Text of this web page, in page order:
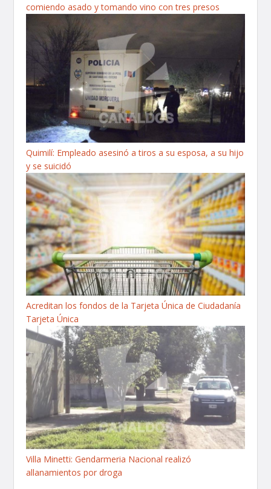
comiendo asado y tomando vino con tres presos
Quimilí: Empleado asesinó a tiros a su esposa, a su hijo
y se suicidó
Acreditan los fondos de la Tarjeta Única de Ciudadanía
Tarjeta Única
Villa Minetti: Gendarmeria Nacional realizó
allanamientos por droga